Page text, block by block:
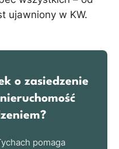
ujawniony w KW.
o zasiedzenie
pomaga